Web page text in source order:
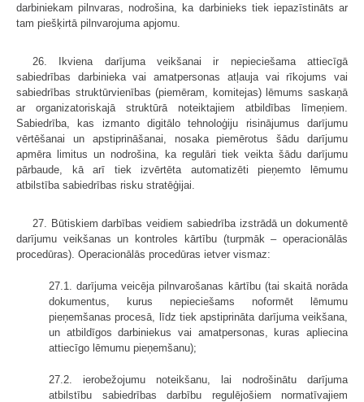
darbiniekam pilnvaras, nodrošina, ka darbinieks tiek iepazīstināts ar
tam piešķirtā pilnvarojuma apjomu.
26. Ikviena darījuma veikšanai ir nepieciešama attiecīgā
sabiedrības darbinieka vai amatpersonas atļauja vai rīkojums vai
sabiedrības struktūrvienības (piemēram, komitejas) lēmums saskaņā
ar organizatoriskajā struktūrā noteiktajiem atbildības līmeņiem.
Sabiedrība, kas izmanto digitālo tehnoloģiju risinājumus darījumu
vērtēšanai un apstiprināšanai, nosaka piemērotus šādu darījumu
apmēra limitus un nodrošina, ka regulāri tiek veikta šādu darījumu
pārbaude, kā arī tiek izvērtēta automatizēti pieņemto lēmumu
atbilstība sabiedrības risku stratēģijai.
27. Būtiskiem darbības veidiem sabiedrība izstrādā un dokumentē
darījumu veikšanas un kontroles kārtību (turpmāk – operacionālās
procedūras). Operacionālās procedūras ietver vismaz:
27.1. darījuma veicēja pilnvarošanas kārtību (tai skaitā norāda
dokumentus, kurus nepieciešams noformēt lēmumu
pieņemšanas procesā, līdz tiek apstiprināta darījuma veikšana,
un atbildīgos darbiniekus vai amatpersonas, kuras apliecina
attiecīgo lēmumu pieņemšanu);
27.2. ierobežojumu noteikšanu, lai nodrošinātu darījuma
atbilstību sabiedrības darbību regulējošiem normatīvajiem